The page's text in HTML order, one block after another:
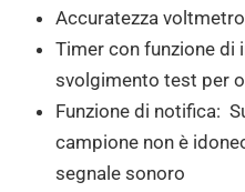
Accuratezza
Timer con funzione di
svolgimento test per
Funzione di notifica:
campione non è
segnale sonoro